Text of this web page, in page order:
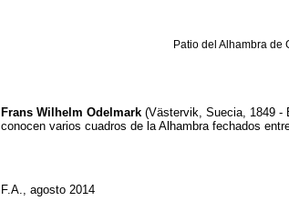
Patio del Alhambra de
Frans Wilhelm Odelmark (Västervik, Suecia, 1849 -
conocen varios cuadros de la Alhambra fechados
F.A., agosto 2014